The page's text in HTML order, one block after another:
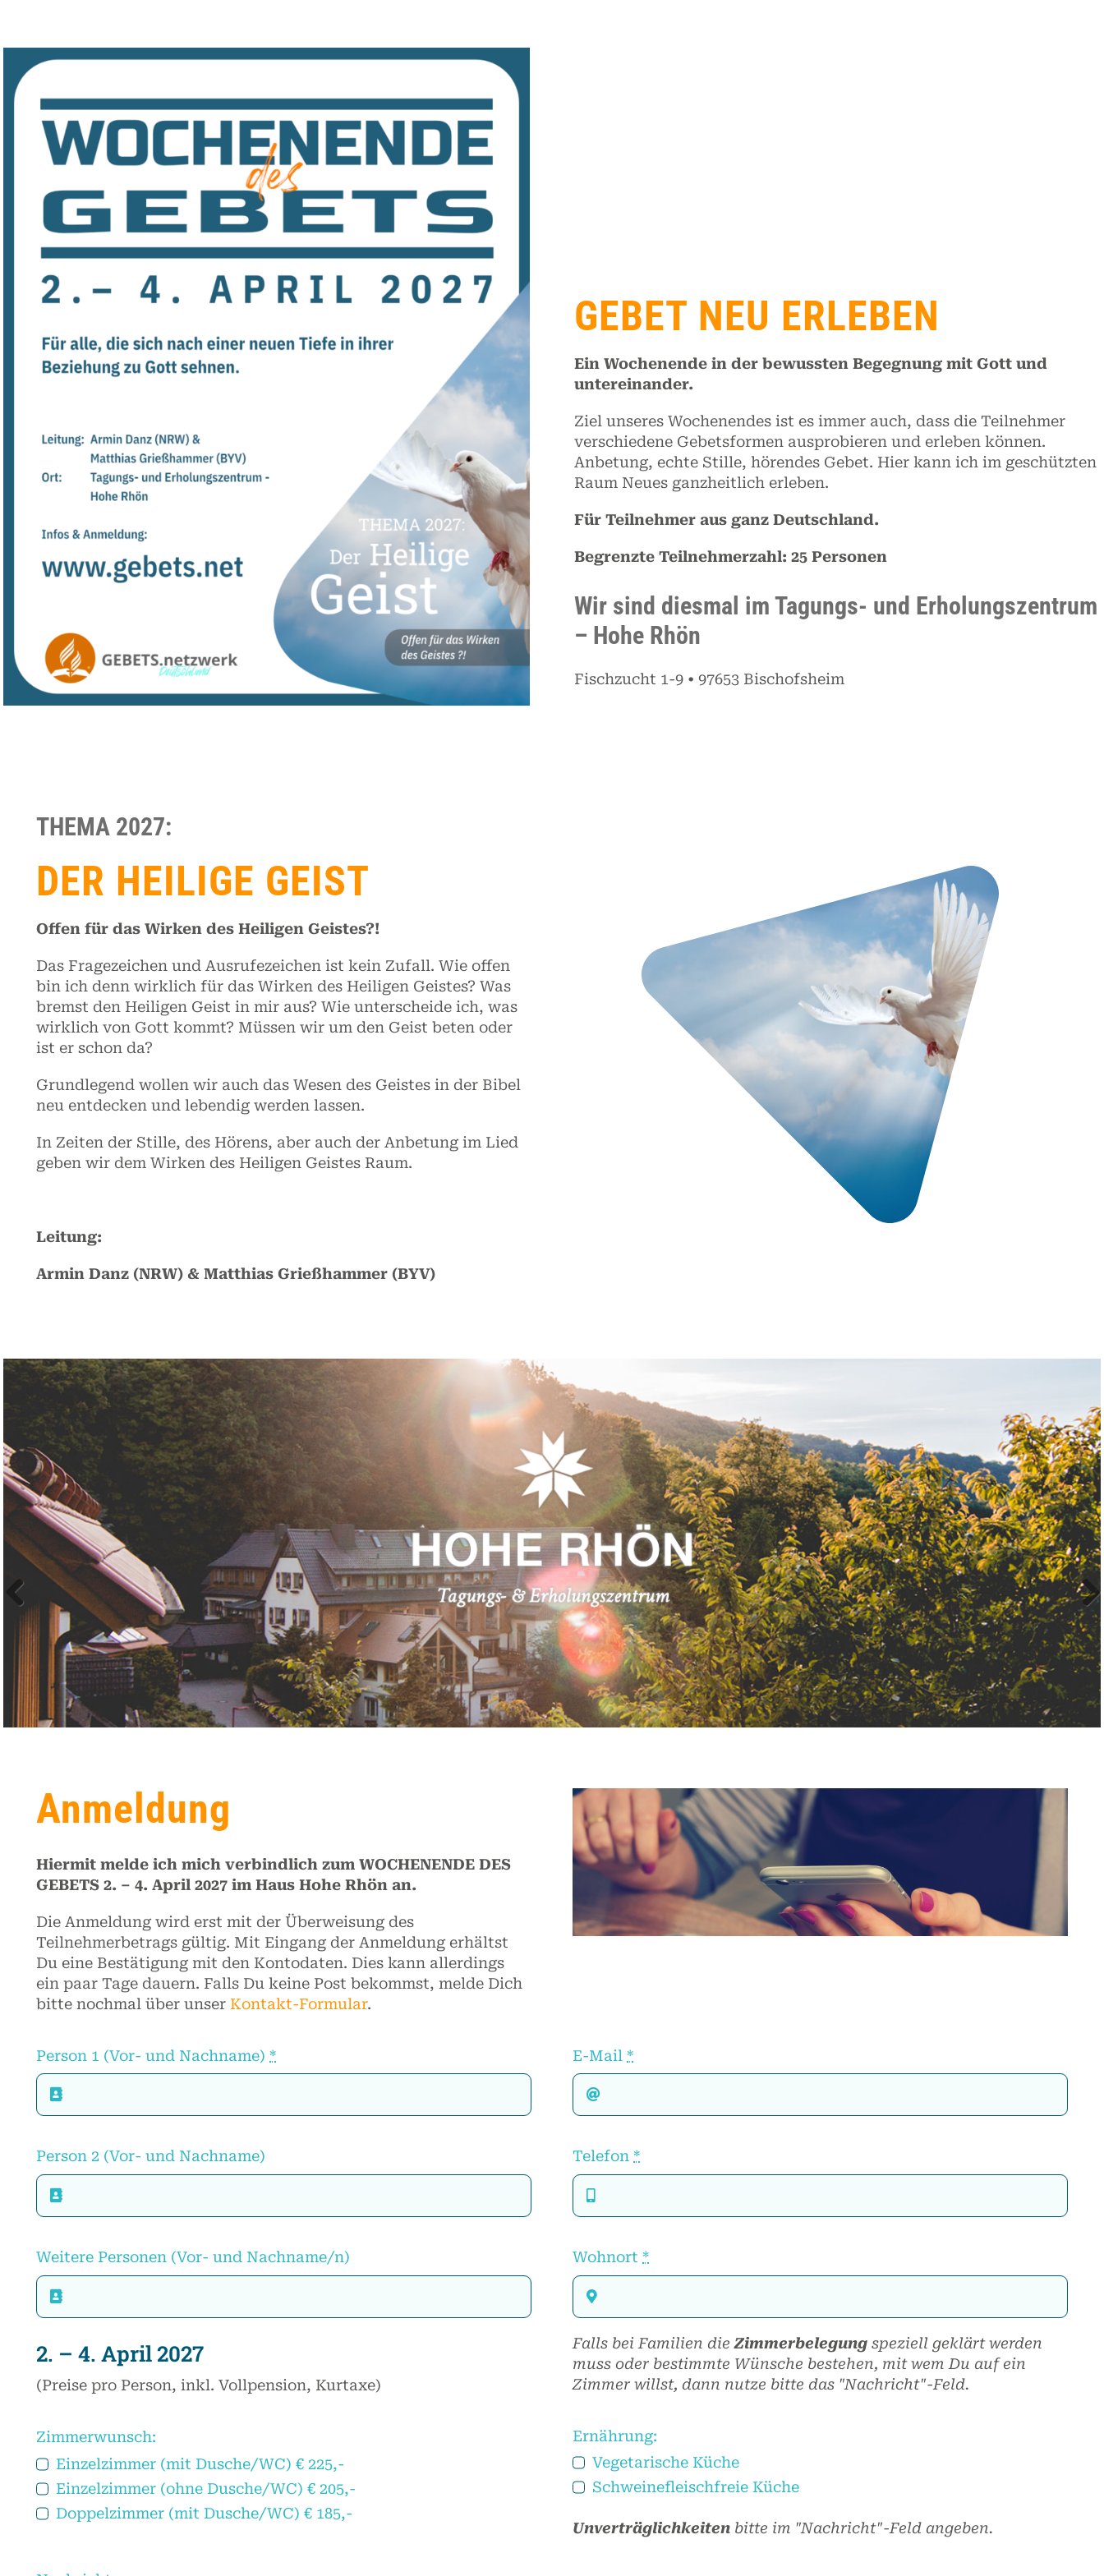
GEBET NEU ERLEBEN
Ein Wochenende in der bewussten Begegnung mit Gott und
untereinander.
Ziel unseres Wochenendes ist es immer auch, dass die Teilnehmer
verschiedene Gebetsformen ausprobieren und erleben können.
Anbetung, echte Stille, hörendes Gebet. Hier kann ich im geschützten
Raum Neues ganzheitlich erleben.
Für Teilnehmer aus ganz Deutschland.
Begrenzte Teilnehmerzahl: 25 Personen
Wir sind diesmal im Tagungs- und Erholungszentrum
– Hohe Rhön
Fischzucht 1-9 • 97653 Bischofsheim
THEMA 2027:
DER HEILIGE GEIST
Offen für das Wirken des Heiligen Geistes?!
Das Fragezeichen und Ausrufezeichen ist kein Zufall. Wie offen
bin ich denn wirklich für das Wirken des Heiligen Geistes? Was
bremst den Heiligen Geist in mir aus? Wie unterscheide ich, was
wirklich von Gott kommt? Müssen wir um den Geist beten oder
ist er schon da?
Grundlegend wollen wir auch das Wesen des Geistes in der Bibel
neu entdecken und lebendig werden lassen.
In Zeiten der Stille, des Hörens, aber auch der Anbetung im Lied
geben wir dem Wirken des Heiligen Geistes Raum.
Leitung:
Armin Danz (NRW) & Matthias Grießhammer (BYV)
Anmeldung
Hiermit melde ich mich verbindlich zum WOCHENENDE DES
GEBETS 2. – 4. April 2027 im Haus Hohe Rhön an.
Die Anmeldung wird erst mit der Überweisung des
Teilnehmerbetrags gültig. Mit Eingang der Anmeldung erhältst
Du eine Bestätigung mit den Kontodaten. Dies kann allerdings
ein paar Tage dauern. Falls Du keine Post bekommst, melde Dich
bitte nochmal über unser Kontakt-Formular.
Person 1 (Vor- und Nachname)*
Person 2 (Vor- und Nachname)
Weitere Personen (Vor- und Nachname/n)
E-Mail*
Telefon*
Wohnort*
2. – 4. April 2027
(Preise pro Person, inkl. Vollpension, Kurtaxe)
Zimmerwunsch:
Einzelzimmer (mit Dusche/WC) € 225,-
Einzelzimmer (ohne Dusche/WC) € 205,-
Doppelzimmer (mit Dusche/WC) € 185,-
Falls bei Familien die Zimmerbelegung speziell geklärt werden
muss oder bestimmte Wünsche bestehen, mit wem Du auf ein
Zimmer willst, dann nutze bitte das "Nachricht"-Feld.
Ernährung:
Vegetarische Küche
Schweinefleischfreie Küche
Unverträglichkeiten bitte im "Nachricht"-Feld angeben.